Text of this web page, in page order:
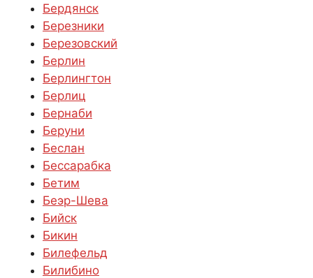
Бердянск
Березники
Березовский
Берлин
Берлингтон
Берлиц
Бернаби
Беруни
Беслан
Бессарабка
Бетим
Беэр-Шева
Бийск
Бикин
Билефельд
Билибино